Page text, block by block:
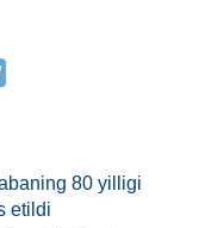
80 yilligi
etildi